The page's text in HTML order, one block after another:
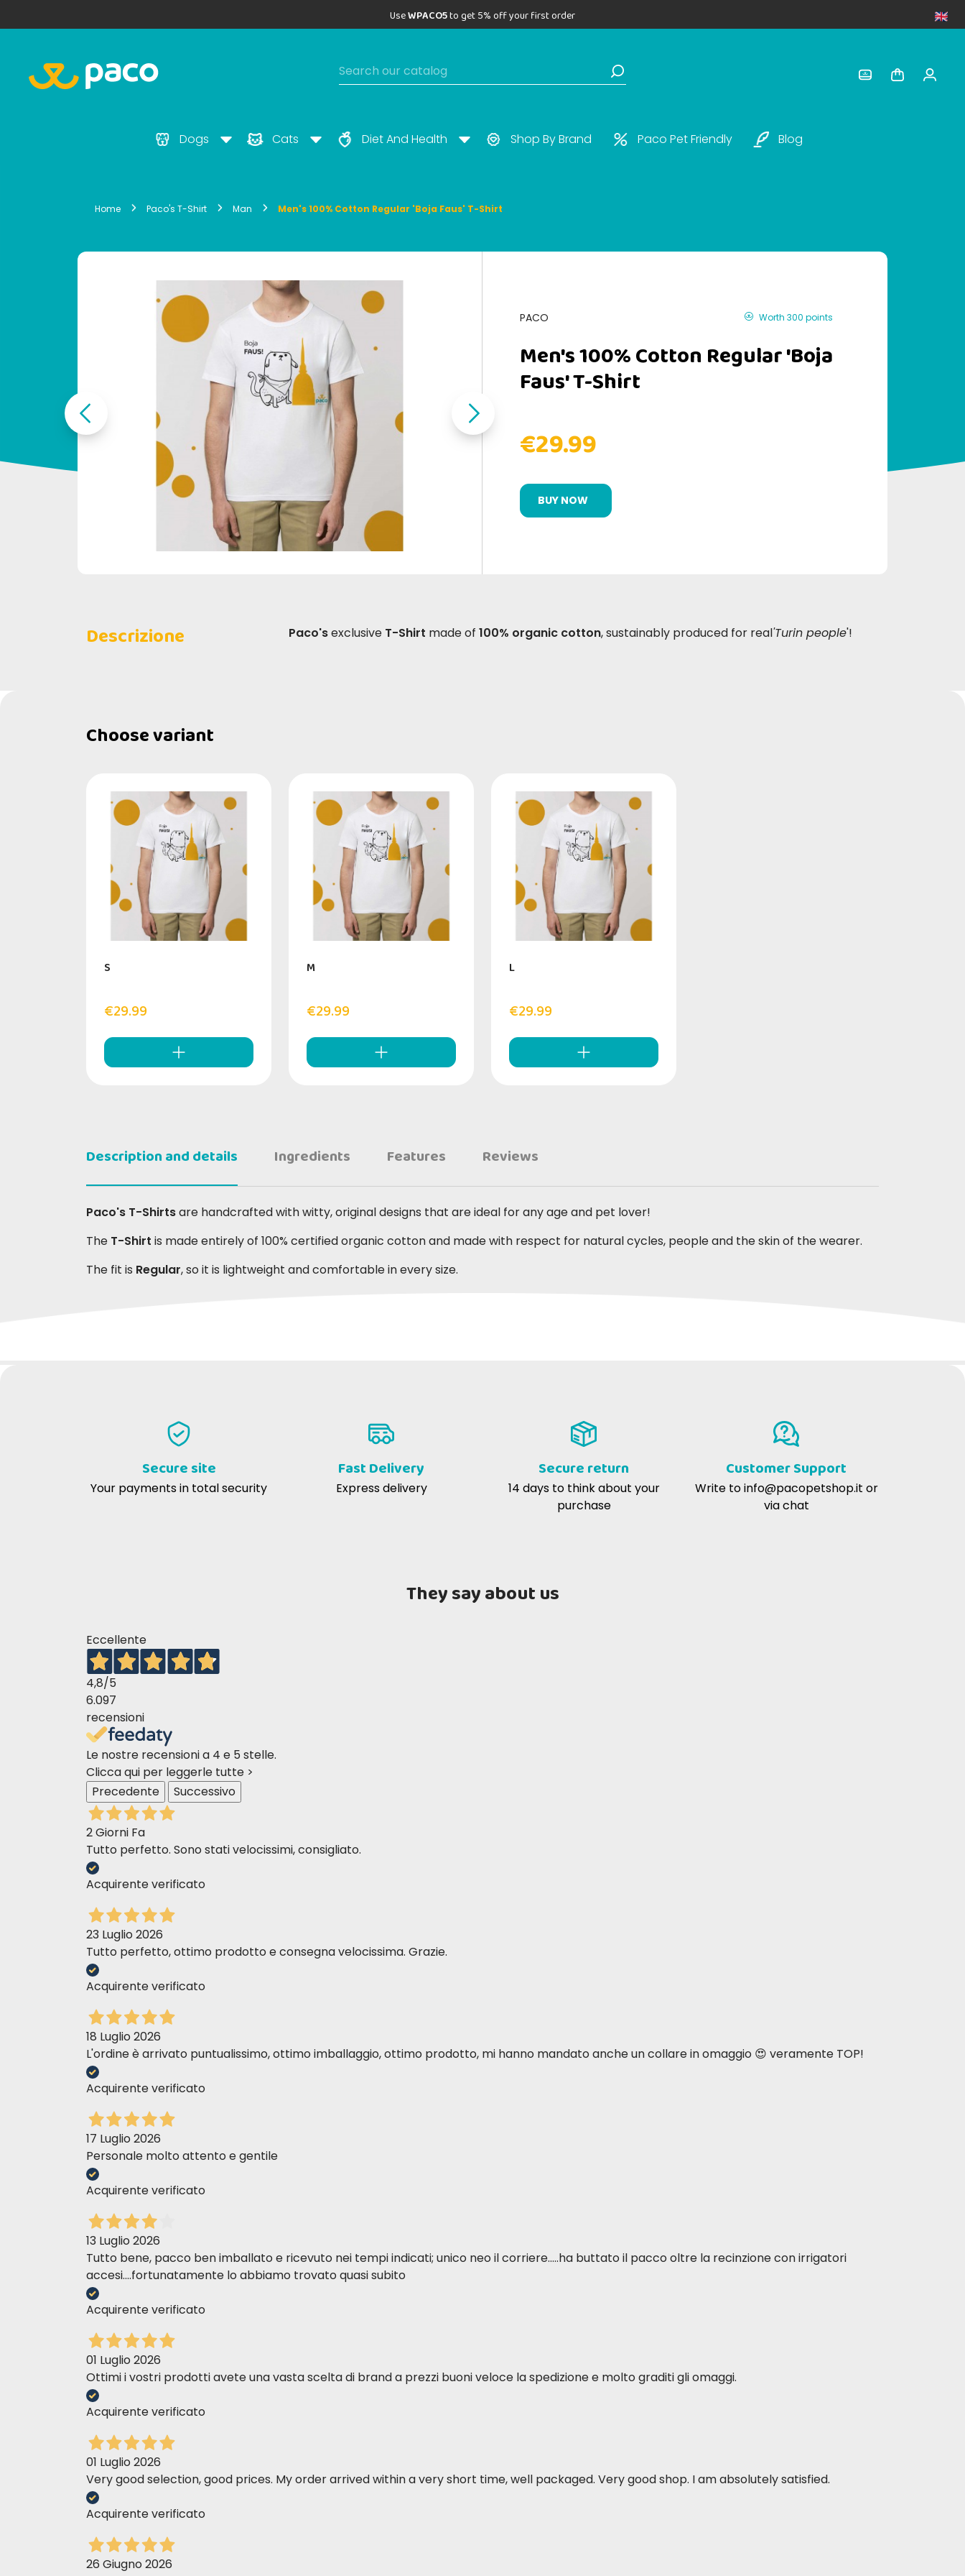
UseWPACO5to get 5% off your first order
Dogs Cats Diet And Health Shop By Brand Paco Pet Friendly Blog
Home Paco's T-Shirt Man Men's 100% Cotton Regular 'Boja Faus' T-Shirt
PACO Worth 300 points
Men's 100% Cotton Regular 'Boja
Faus' T-Shirt
€29.99
BUY NOW
Descrizione Paco'sexclusive T-Shirt made of 100% organic cotton, sustainably produced for real'Turin people'!
Choose variant
S
€29.99
M
€29.99
L
€29.99
Description and details Ingredients Features Reviews
Paco's T-Shirtsare handcrafted with witty, original designs that are ideal for any age and pet lover!
The T-Shirt is made entirely of 100% certified organic cotton and made with respect for natural cycles, people and the skin of the wearer.
The fit is Regular, so it is lightweight and comfortable in every size.
Secure site
Your payments in total security
Fast Delivery
Express delivery
Secure return
14 days to think about your
purchase
Customer Support
Write toinfo@pacopetshop.it or
via chat
They say about us
Eccellente
4,8/5
6.097
recensioni
Le nostre recensioni a 4 e 5 stelle.
Clicca qui per leggerle tutte >
Precedente
Successivo
2 Giorni Fa
Tutto perfetto. Sono stati velocissimi, consigliato.
Acquirente verificato
23 Luglio 2026
Tutto perfetto, ottimo prodotto e consegna velocissima. Grazie.
Acquirente verificato
18 Luglio 2026
L'ordine è arrivato puntualissimo, ottimo imballaggio, ottimo prodotto, mi hanno mandato anche un collare in omaggio 😍 veramente TOP!
Acquirente verificato
17 Luglio 2026
Personale molto attento e gentile
Acquirente verificato
13 Luglio 2026
Tutto bene, pacco ben imballato e ricevuto nei tempi indicati; unico neo il corriere.....ha buttato il pacco oltre la recinzione con irrigatori
accesi....fortunatamente lo abbiamo trovato quasi subito
Acquirente verificato
01 Luglio 2026
Ottimi i vostri prodotti avete una vasta scelta di brand a prezzi buoni veloce la spedizione e molto graditi gli omaggi.
Acquirente verificato
01 Luglio 2026
Very good selection, good prices. My order arrived within a very short time, well packaged. Very good shop. I am absolutely satisfied.
Acquirente verificato
26 Giugno 2026